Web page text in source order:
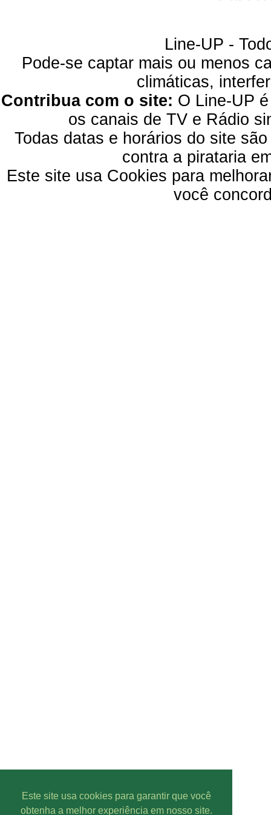
Este site usa cookies para garantir que você
obtenha a melhor experiência em nosso site.
Line-UP -
Pode-se captar mais ou menos
climáticas,
Contribua com o site: O Line-UP
os canais de TV e Rádio
Todas datas e horários do site
contra a pirataria
Este site usa Cookies para
você